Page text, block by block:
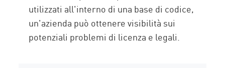
utilizzati all'interno di una base di codice,
un'azienda può ottenere visibilità sui
potenziali problemi di licenza e legali.